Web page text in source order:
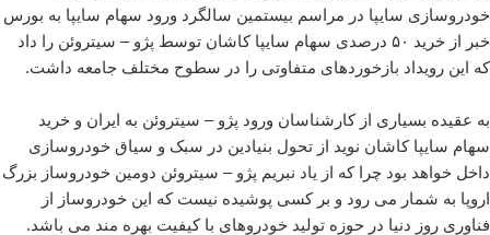
خودروسازی سایپا در مراسم بیستمین سالگرد ورود سهام سایپا به بورس
خبر از خرید ۵۰ درصدی سهام سایپا کاشان توسط پژو – سیتروئن را داد
که این رویداد بازخوردهای متفاوتی را در سطوح مختلف جامعه داشت.
به عقیده بسیاری از کارشناسان ورود پژو – سیتروئن به ایران و خرید
سهام سایپا کاشان نوید از تحول بنیادین در سبک و سیاق خودروسازی
داخل خواهد بود چرا که از یاد نبریم پژو – سیتروئن دومین خودروساز بزرگ
اروپا به شمار می رود و بر کسی پوشیده نیست که این خودروساز از
فناوری روز دنیا در حوزه تولید خودروهای با کیفیت بهره مند می باشد.